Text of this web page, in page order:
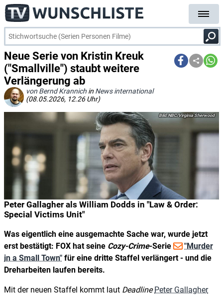
Neue Serie von Kristin Kreuk
("Smallville") staubt weitere
Verlängerung ab
von Bernd Krannich in News international
(08.05.2026, 12.26 Uhr)
Peter Gallagher als William Dodds in "Law & Order:
Special Victims Unit"
NBC/Virginia Sherwood
Was eigentlich eine ausgemachte Sache war, wurde jetzt
erst bestätigt: FOX hat seine Cozy-Crime-Serie
"Murder
in a Small Town" für eine dritte Staffel verlängert - und die
Dreharbeiten laufen bereits.
Mit der neuen Staffel kommt laut Deadline Peter Gallagher